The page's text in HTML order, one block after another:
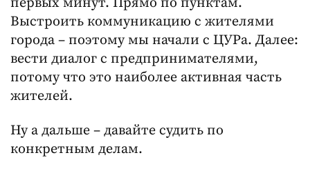
Выстроить коммуникацию с жителями
города – поэтому мы начали с ЦУРа. Далее:
вести диалог с предпринимателями,
потому что это наиболее активная часть
жителей.
Ну а дальше – давайте судить по
конкретным делам.